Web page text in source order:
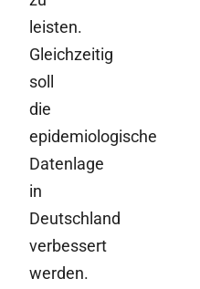
leisten.
Gleichzeitig
soll
die
epidemiologische
Datenlage
in
Deutschland
verbessert
werden.